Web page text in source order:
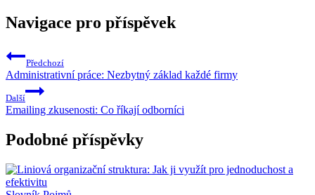
Navigace pro příspěvek
Předchozí
Administrativní práce: Nezbytný základ každé firmy
Další
Emailing zkusenosti: Co říkají odborníci
Podobné příspěvky